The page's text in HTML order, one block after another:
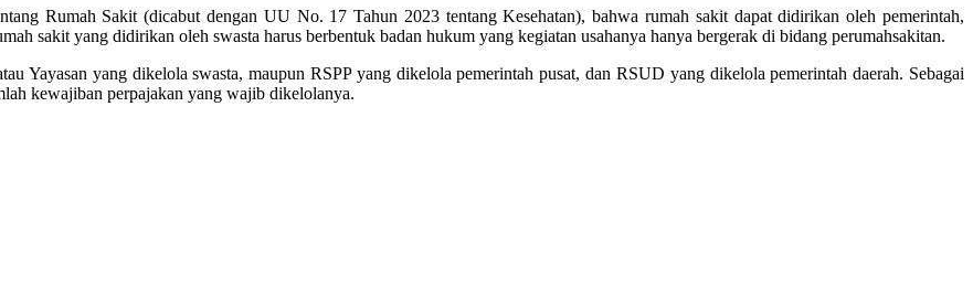
Rumah Sakit (dicabut dengan UU No. 17 Tahun 2023 tentang Kesehatan), bahwa rumah sakit dapat didirikan oleh pemerintah,
sakit yang didirikan oleh swasta harus berbentuk badan hukum yang kegiatan usahanya hanya bergerak di bidang perumahsakitan.
Yayasan yang dikelola swasta, maupun RSPP yang dikelola pemerintah pusat, dan RSUD yang dikelola pemerintah daerah. Sebagai
kewajiban perpajakan yang wajib dikelolanya.